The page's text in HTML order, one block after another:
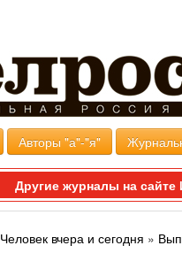
Авторы "а"-"я"
Другие журналы на
Человек вчера и сегодня »